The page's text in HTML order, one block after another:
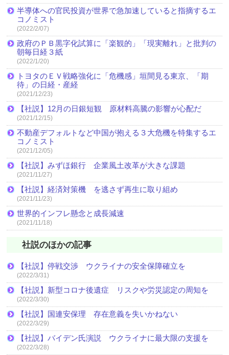
半導体への官民投資が世界で急加速していると指摘するエ
コノミスト
(2022/2/07)
政府のＰＢ黒字化試算に「楽観的」「現実離れ」と批判の
朝毎日経３紙
(2022/1/20)
トヨタのＥＶ戦略強化に「危機感」垣間見る東京、「期
待」の日経・産経
(2021/12/23)
【社説】12月の日銀短観 原材料高騰の影響が心配だ
(2021/12/15)
不動産デフォルトなど中国が抱える３大危機を特集するエ
コノミスト
(2021/12/05)
【社説】みずほ銀行 企業風土改革が大きな課題
(2021/11/27)
【社説】経済対策機 を逃さず再生に取り組め
(2021/11/23)
世界的インフレ懸念と成長減速
(2021/11/18)
社説のほかの記事
【社説】停戦交渉 ウクライナの安全保障確立を
(2022/3/31)
【社説】新型コロナ後遺症 リスクや労災認定の周知を
(2022/3/30)
【社説】国連安保理 存在意義を失いかねない
(2022/3/29)
【社説】バイデン氏演説 ウクライナに最大限の支援を
(2022/3/28)